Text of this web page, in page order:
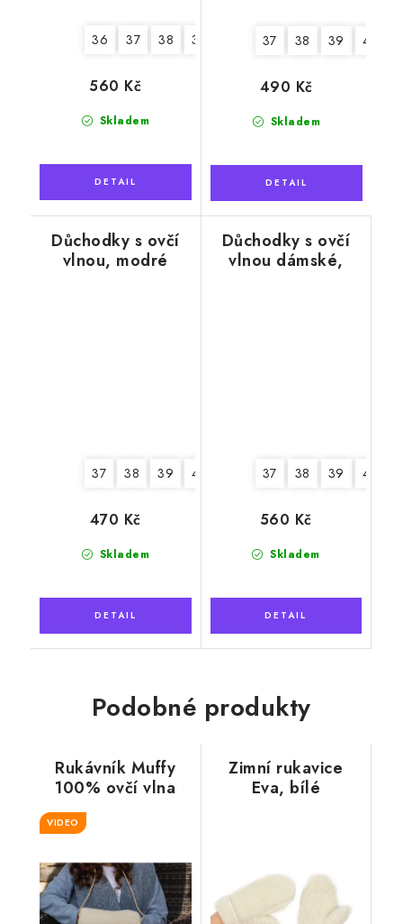
36 37 38 39 41
Skladem
560 Kč
37 38 39 40
Skladem
490 Kč
Důchodky s ovčí
vlnou, modré
37 38 39 40 42
Skladem
470 Kč
Důchodky s ovčí
vlnou dámské,
37 38 39 40
Skladem
560 Kč
Podobné produkty
Rukávník Muffy
100% ovčí vlna
VIDEO
Zimní rukavice
Eva, bílé